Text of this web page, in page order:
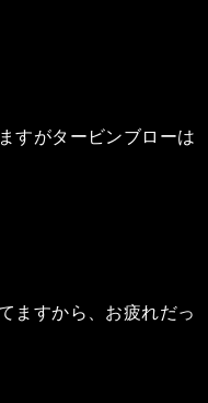
すがタービンブローは
ますから、お疲れだっ